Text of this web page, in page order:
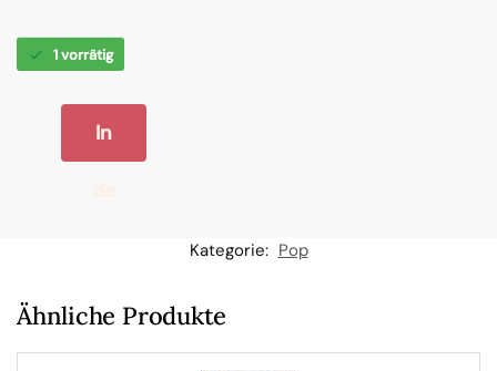
1 vorrätig
In
W
Kategorie: Pop
Ähnliche Produkte